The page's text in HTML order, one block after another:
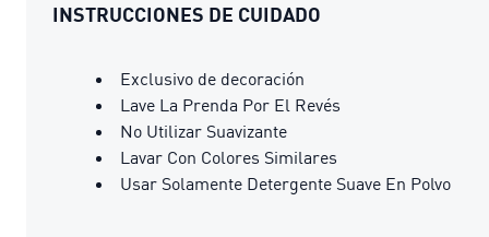
INSTRUCCIONES DE CUIDADO
Exclusivo de decoración
Lave La Prenda Por El Revés
No Utilizar Suavizante
Lavar Con Colores Similares
Usar Solamente Detergente Suave En Polvo